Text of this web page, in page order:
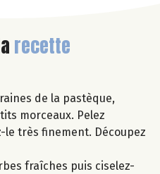
recette
de la pastèque,
morceaux. Pelez
le très finement. Découpez
fraîches puis ciselez-